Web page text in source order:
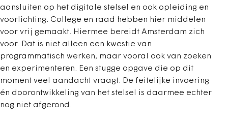
aansluiten op het digitale stelsel en ook opleiding en
voorlichting. College en raad hebben hier middelen
voor vrij gemaakt. Hiermee bereidt Amsterdam zich
voor. Dat is niet alleen een kwestie van
programmatisch werken, maar vooral ook van zoeken
en experimenteren. Een stugge opgave die op dit
moment veel aandacht vraagt. De feitelijke invoering
én doorontwikkeling van het stelsel is daarmee echter
nog niet afgerond.